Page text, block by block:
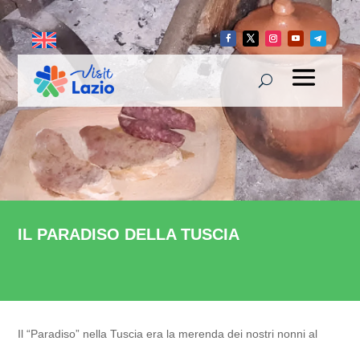
IL PARADISO DELLA TUSCIA
Il “Paradiso” nella Tuscia era la merenda dei nostri nonni al